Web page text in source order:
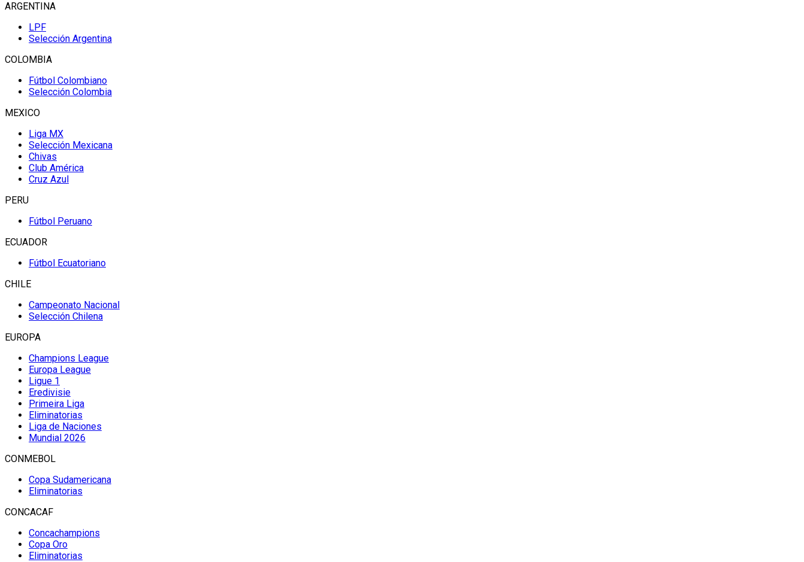
ARGENTINA
LPF
Selección Argentina
COLOMBIA
Fútbol Colombiano
Selección Colombia
MEXICO
Liga MX
Selección Mexicana
Chivas
Club América
Cruz Azul
PERU
Fútbol Peruano
ECUADOR
Fútbol Ecuatoriano
CHILE
Campeonato Nacional
Selección Chilena
EUROPA
Champions League
Europa League
Ligue 1
Eredivisie
Primeira Liga
Eliminatorias
Liga de Naciones
Mundial 2026
CONMEBOL
Copa Sudamericana
Eliminatorias
CONCACAF
Concachampions
Copa Oro
Eliminatorias